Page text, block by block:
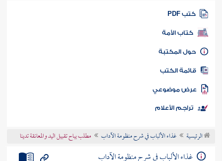
كتب PDF
كتاب الأمة
المكتبة
الكتب
موضوعي
تراجم الأعلام
الرئيسية غذاء الألباب في شرح منظومة الآداب مطلب يباح تقبيل اليد والمعانقة تدينا